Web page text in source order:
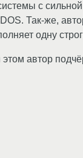
с
Так-же,
одну
автор